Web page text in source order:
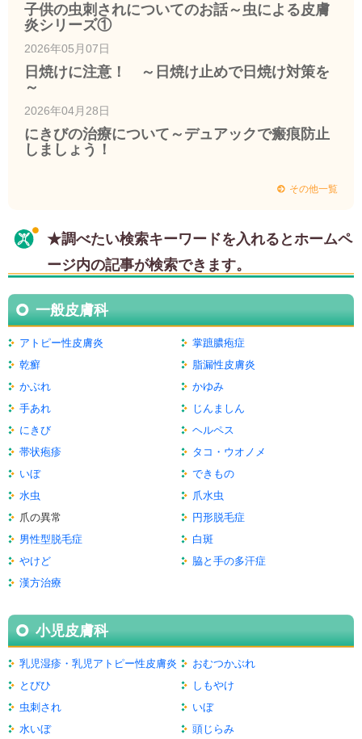
子供の虫刺されについてのお話～虫による皮膚
炎シリーズ①
2026年05月07日
日焼けに注意！ ～日焼け止めで日焼け対策を
～
2026年04月28日
にきびの治療について～デュアックで瘢痕防止
しましょう！
その他一覧
★調べたい検索キーワードを入れるとホームペ
ージ内の記事が検索できます。
一般皮膚科
アトピー性皮膚炎
掌蹠膿疱症
乾癬
脂漏性皮膚炎
かぶれ
かゆみ
手あれ
じんましん
にきび
ヘルペス
帯状疱疹
タコ・ウオノメ
いぼ
できもの
水虫
爪水虫
爪の異常
円形脱毛症
男性型脱毛症
白斑
やけど
脇と手の多汗症
漢方治療
小児皮膚科
乳児湿疹・乳児アトピー性皮膚炎
おむつかぶれ
とびひ
しもやけ
虫刺され
いぼ
水いぼ
頭じらみ